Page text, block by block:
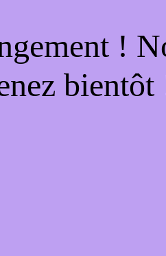
!
bientôt